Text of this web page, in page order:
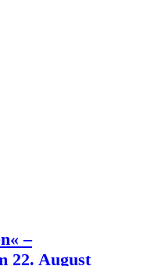
–
22. August